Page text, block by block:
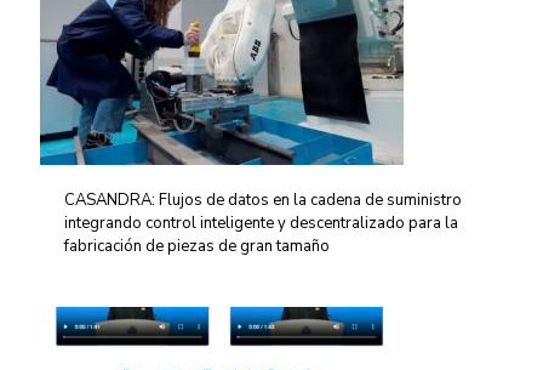
CASANDRA: Flujos de datos en la cadena de suministro
integrando control inteligente y descentralizado para la
fabricación de piezas de gran tamaño